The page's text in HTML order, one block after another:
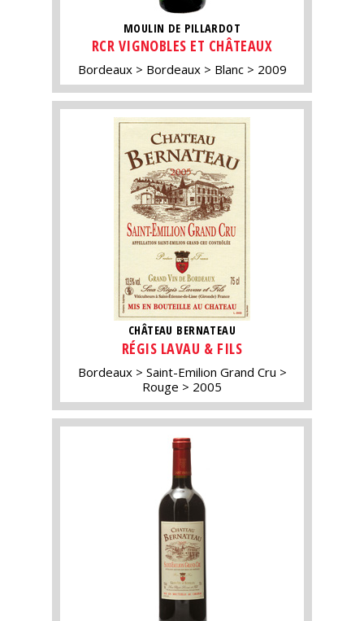
MOULIN DE PILLARDOT
RCR VIGNOBLES ET CHÂTEAUX
Bordeaux Bordeaux Blanc 2009
CHÂTEAU BERNATEAU
RÉGIS LAVAU & FILS
Bordeaux
Saint-Emilion Grand Cru
Rouge
2005